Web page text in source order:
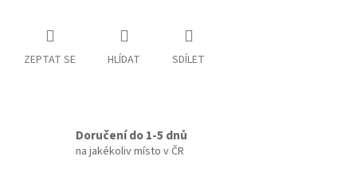
ZEPTAT SE HLÍDAT SDÍLET
Doručení do 1-5 dnů
na jakékoliv místo v ČR